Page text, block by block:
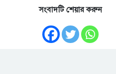
সংবাদটি শেয়ার করুন